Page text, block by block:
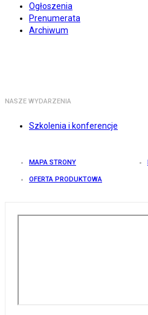
Ogłoszenia
Prenumerata
Archiwum
NASZE WYDARZENIA
Szkolenia i konferencje
MAPA STRONY
OFERTA PRODUKTOWA